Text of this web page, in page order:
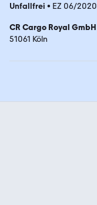
Unfallfrei • EZ 06/2020
CR Cargo Royal GmbH
51061 Köln